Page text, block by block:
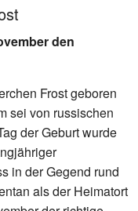
den
Frost geboren
sei von russischen
der Geburt wurde
in der Gegend rund
als der Heimatort